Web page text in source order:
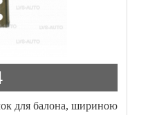
для балона, шириною